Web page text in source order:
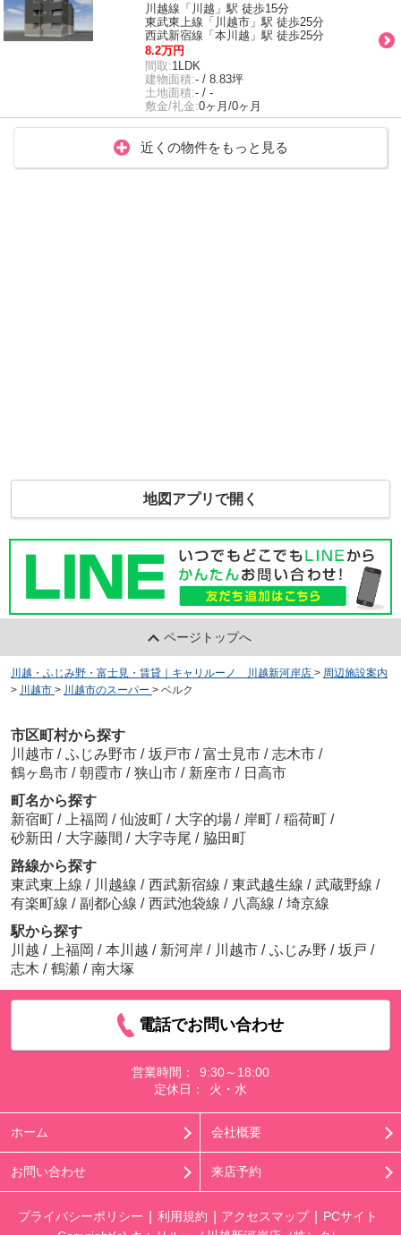
川越線「川越」駅 徒歩15分
東武東上線「川越市」駅 徒歩25分
西武新宿線「本川越」駅 徒歩25分
8.2万円
間取:1LDK
建物面積:- / 8.83坪
土地面積:- / -
敷金/礼金:0ヶ月/0ヶ月
近くの物件をもっと見る
地図アプリで開く
ページトップへ
川越・ふじみ野・富士見・賃貸｜キャリルーノ 川越新河岸店 > 周辺施設案内
> 川越市 > 川越市のスーパー > ベルク
市区町村から探す
川越市 / ふじみ野市 / 坂戸市 / 富士見市 / 志木市 /
鶴ヶ島市 / 朝霞市 / 狭山市 / 新座市 / 日高市
町名から探す
新宿町 / 上福岡 / 仙波町 / 大字的場 / 岸町 / 稲荷町 /
砂新田 / 大字藤間 / 大字寺尾 / 脇田町
路線から探す
東武東上線 / 川越線 / 西武新宿線 / 東武越生線 / 武蔵野線 /
有楽町線 / 副都心線 / 西武池袋線 / 八高線 / 埼京線
駅から探す
川越 / 上福岡 / 本川越 / 新河岸 / 川越市 / ふじみ野 / 坂戸 /
志木 / 鶴瀬 / 南大塚
電話でお問い合わせ
営業時間：
9:30～18:00
定休日：
火・水
ホーム 会社概要
お問い合わせ 来店予約
プライバシーポリシー 利用規約 アクセスマップ
PCサイト